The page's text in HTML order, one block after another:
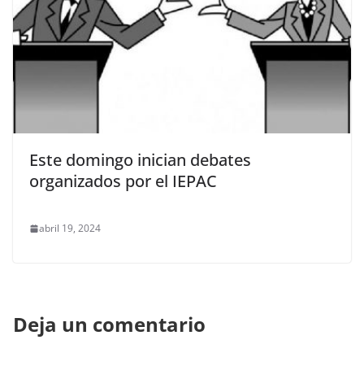
Este domingo inician debates
organizados por el IEPAC
abril 19, 2024
Deja un comentario